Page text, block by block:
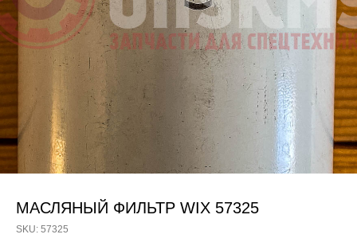
МАСЛЯНЫЙ ФИЛЬТР WIX 57325
SKU: 57325